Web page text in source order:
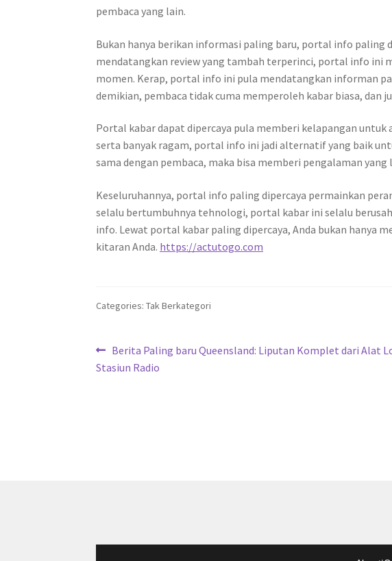
pembaca yang lain.
Bukan hanya berikan informasi paling baru, portal info
mendatangkan review yang tambah terperinci, portal info ini
momen. Kerap, portal info ini pula mendatangkan informan
demikian, pembaca tidak cuma memperoleh kabar biasa, dan
Portal kabar dapat dipercaya pula memberi kelapangan untuk
serta banyak ragam, portal info ini jadi alternatif yang baik
sama dengan pembaca, maka bisa memberi pengalaman
Keseluruhannya, portal info paling dipercaya permainkan
selalu bertumbuhnya tehnologi, portal kabar ini selalu
info. Lewat portal kabar paling dipercaya, Anda bukan hanya
kitaran Anda. https://actutogo.com
Categories: Tak Berkategori
Navigasi
pos
Previous
post:
Berita Paling baru Queensland: Liputan Komplet dari Alat
Stasiun Radio